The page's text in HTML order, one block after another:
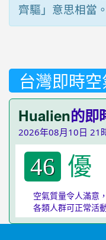
齊驅」意思相當。
台灣即時空
Hualien的即
2026年08月10日 21
46 優
空氣質量令人滿意
各類人群可正常活